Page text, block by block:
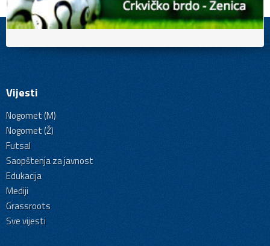
Vijesti
Nogomet (M)
Nogomet (Ž)
Futsal
Saopštenja za javnost
Edukacija
Mediji
Grassroots
Sve vijesti